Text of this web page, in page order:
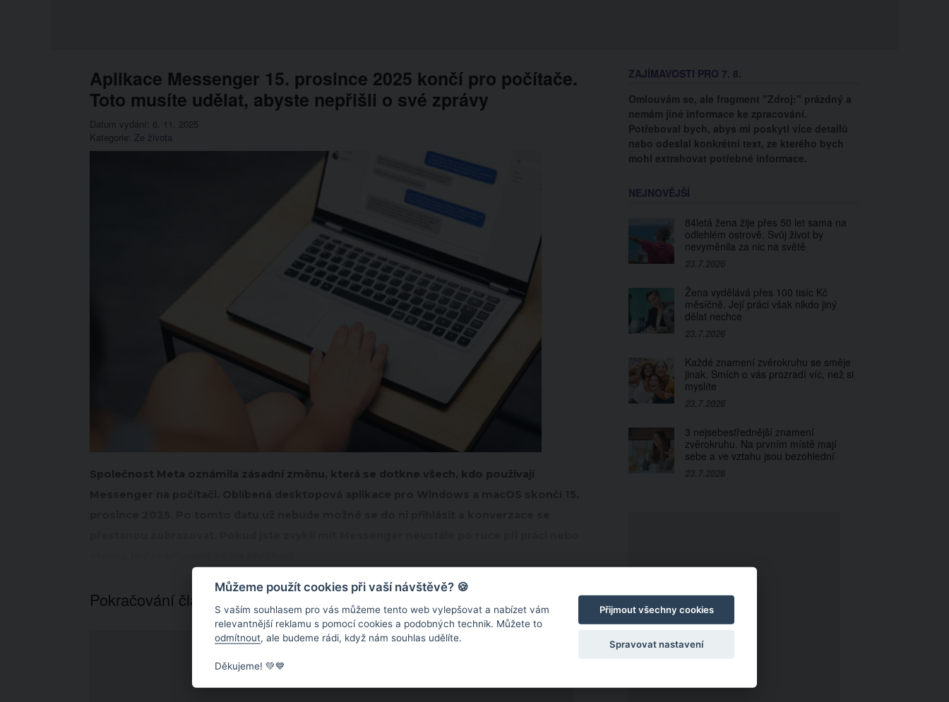
Aplikace Messenger 15. prosince 2025 končí pro počítače.
Toto musíte udělat, abyste nepřišli o své zprávy
Datum vydání: 6. 11. 2025
Kategorie: Ze života
Společnost Meta oznámila zásadní změnu, která se dotkne všech, kdo používají
Pokračování článku níže...
ZAJÍMAVOSTI PRO 7. 8.
Omlouvám se, ale fragment "Zdroj:" prázdný a
nemám jiné informace ke zpracování.
Potřeboval bych, abys mi poskytl více detailů
nebo odeslal konkrétní text, ze kterého bych
mohl extrahovat potřebné informace.
NEJNOVĚJŠÍ
84letá žena žije přes 50 let sama na
odlehlém ostrově. Svůj život by
nevyměnila za nic na světě
Žena vydělává přes 100 tisíc Kč
měsíčně. Její práci však nikdo jiný
dělat nechce
Každé znamení zvěrokruhu se směje
jinak. Smích o vás prozradí víc, než si
myslíte
3 nejsebestřednější znamení
zvěrokruhu. Na prvním místě mají
sebe a ve vztahu jsou bezohlední
Můžeme použít cookies při vaší návštěvě? 🍪
S vaším souhlasem pro vás můžeme tento web vylepšovat a nabízet vám
relevantnější reklamu s pomocí cookies a podobných technik. Můžete to
odmítnout, ale budeme rádi, když nám souhlas udělíte.
Děkujeme! 💚💙
Přijmout všechny cookies
Spravovat nastavení